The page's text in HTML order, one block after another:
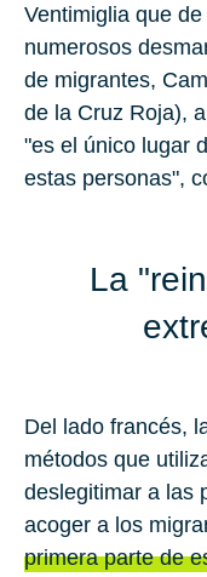
Ventimiglia que
numerosos
de migrantes,
de la Cruz Roja),
"es el único lugar
estas personas",
La
Del lado francés,
métodos que
deslegitimar a las
acoger a los
primera parte de